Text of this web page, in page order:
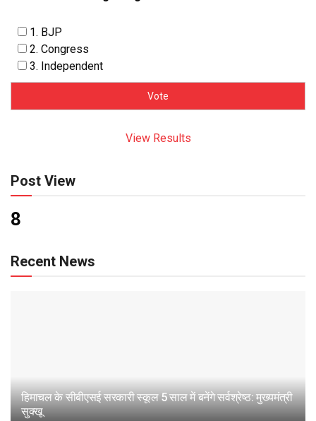
1. BJP
2. Congress
3. Independent
View Results
Post View
8
Recent News
हिमाचल के सीबीएसई सरकारी स्कूल 5 साल में बनेंगे सर्वश्रेष्ठ: मुख्यमंत्री
सुक्खू